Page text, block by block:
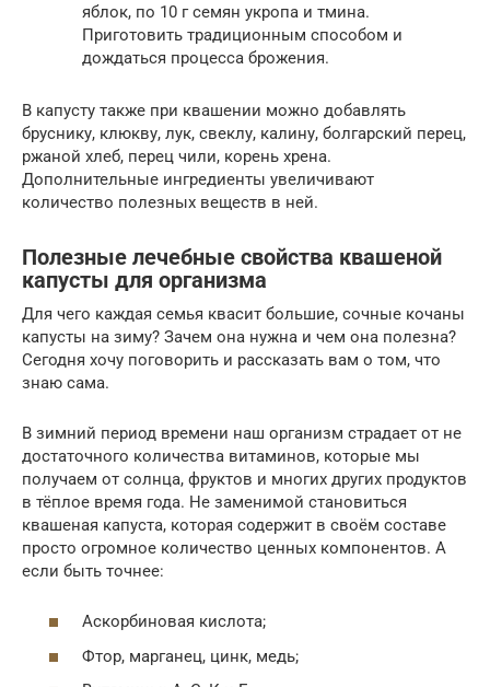
яблок, по 10 г семян укропа и тмина.
Приготовить традиционным способом и
дождаться процесса брожения.
В капусту также при квашении можно добавлять
бруснику, клюкву, лук, свеклу, калину, болгарский перец,
ржаной хлеб, перец чили, корень хрена.
Дополнительные ингредиенты увеличивают
количество полезных веществ в ней.
Полезные лечебные свойства квашеной
капусты для организма
Для чего каждая семья квасит большие, сочные кочаны
капусты на зиму? Зачем она нужна и чем она полезна?
Сегодня хочу поговорить и рассказать вам о том, что
знаю сама.
В зимний период времени наш организм страдает от не
достаточного количества витаминов, которые мы
получаем от солнца, фруктов и многих других продуктов
в тёплое время года. Не заменимой становиться
квашеная капуста, которая содержит в своём составе
просто огромное количество ценных компонентов. А
если быть точнее:
Аскорбиновая кислота;
Фтор, марганец, цинк, медь;